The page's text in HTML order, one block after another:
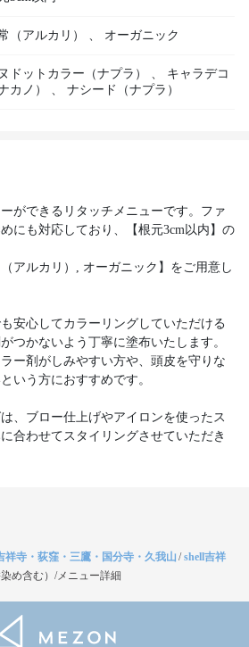
（アルカリ） 、 オーガニック
ドットカラー（ナプラ） 、
キャラデコ
カノ）
、 ナシード（ナプラ）
ができるリタッチメニューです。ファ
にも対応しており、【根元3cm以内】の
アルカリ）, オーガニック】をご用意し
安心してカラーリングしていただける
つかないよう丁寧に塗布いたします。
ー剤がしみやすい方や、頭皮を守りな
いう方におすすめです。
、ブロー仕上げやアイロンを使ったス
合わせてスタイリングさせていただき
祥寺・荻窪・三鷹・国分寺・久我山 /shell吉祥
め含む）/メニュー詳細